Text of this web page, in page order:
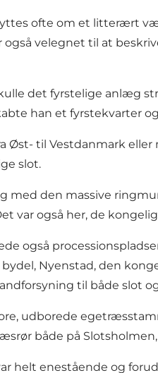
ofte om et litterært
velegnet til at
det fyrstelige anlæg
han et fyrstekvarter
Øst- til Vestdanmark
slot.
med den massive
var også her, de
også
Nyenstad, den
til både slot
udborede
både på
helt enestående og